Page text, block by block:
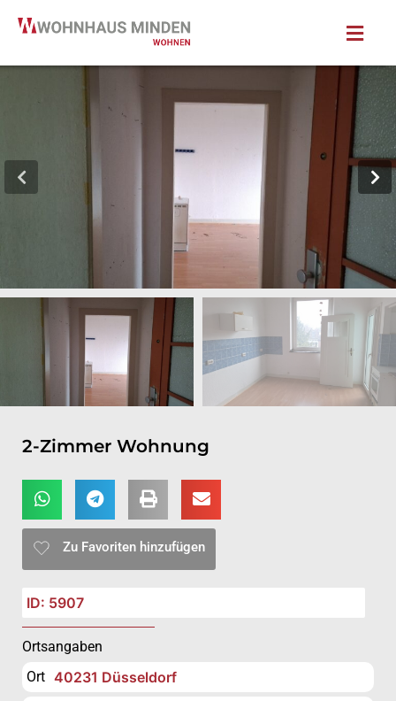
2-Zimmer Wohnung
Zu Favoriten hinzufügen
ID: 5907
Ortsangaben
Ort 40231 Düsseldorf